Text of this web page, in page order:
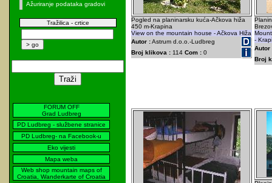
Ažuriranje podataka gradovi
Tražilica - crtice
FORUM OFF
Grad Ludbreg
PD Ludbreg - službene stranice
PD Ludbreg- na Facebook-u
Eko vijesti
Mapa weba
Web shop mountain maps of
Croatia, Wanderkarte of Croatia
Pogled na planinarsku kuća-Ačkova hiža
450 m-Krapina
View on the mountain house - Ačkova Hiža
Autor :Astrum d.o.o.-Ludbreg
Broj klikova : 114 Com : 0
-
Autor
Broj